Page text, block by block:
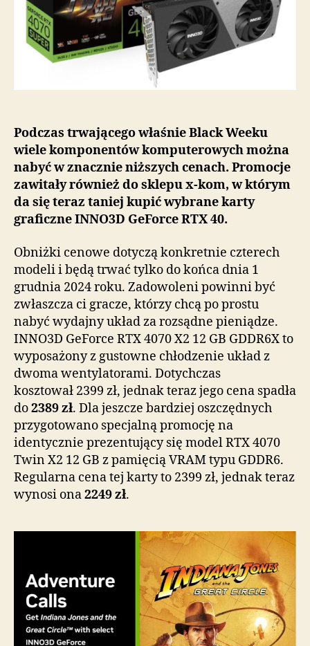
w
sklepie
x-
kom!
Podczas trwającego właśnie Black Weeku
wiele komponentów komputerowych można
nabyć w znacznie niższych cenach. Promocje
zawitały również do sklepu x-kom, w którym
da się teraz taniej kupić wybrane karty
graficzne INNO3D GeForce RTX 40.
Obniżki cenowe dotyczą konkretnie czterech
modeli i będą trwać tylko do końca dnia 1
grudnia 2024 roku. Zadowoleni powinni być
zwłaszcza ci gracze, którzy chcą po prostu
nabyć wydajny układ za rozsądne pieniądze.
INNO3D GeForce RTX 4070 X2 12 GB GDDR6X to
wyposażony z gustowne chłodzenie układ z
dwoma wentylatorami. Dotychczas
kosztował 2399 zł, jednak teraz jego cena spadła
do2389 zł. Dla jeszcze bardziej oszczędnych
przygotowano specjalną promocję na
identycznie prezentujący się model RTX 4070
Twin X2 12 GB z pamięcią VRAM typu GDDR6.
Regularna cena tej karty to 2399 zł, jednak teraz
wynosi ona2249 zł.